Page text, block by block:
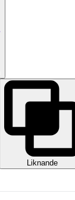
Liknande